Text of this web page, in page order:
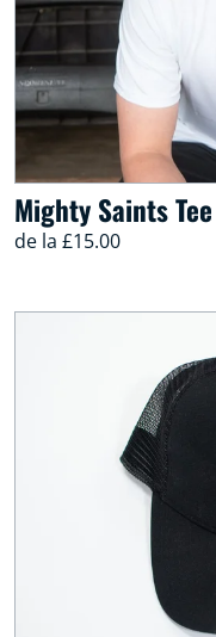
Mighty Saints
de la £15.00